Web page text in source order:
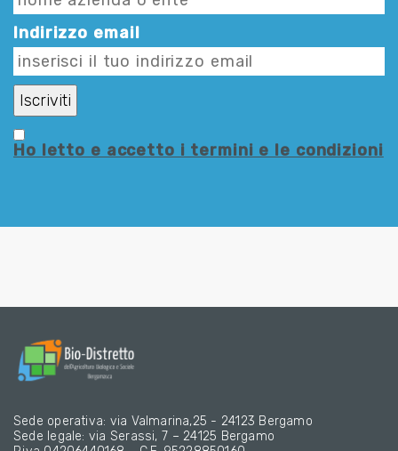
Indirizzo email
Ho letto e accetto i termini e le condizioni
Sede operativa: via Valmarina,25 - 24123 Bergamo
Sede legale: via Serassi, 7 – 24125 Bergamo